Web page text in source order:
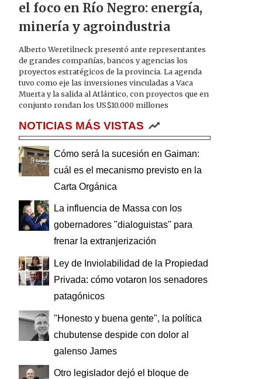
el foco en Río Negro: energía,
minería y agroindustria
Alberto Weretilneck presentó ante representantes
de grandes compañías, bancos y agencias los
proyectos estratégicos de la provincia. La agenda
tuvo como eje las inversiones vinculadas a Vaca
Muerta y la salida al Atlántico, con proyectos que en
conjunto rondan los US$10.000 millones
NOTICIAS MÁS VISTAS
Cómo será la sucesión en Gaiman:
cuál es el mecanismo previsto en la
Carta Orgánica
La influencia de Massa con los
gobernadores "dialoguistas" para
frenar la extranjerización
Ley de Inviolabilidad de la Propiedad
Privada: cómo votaron los senadores
patagónicos
"Honesto y buena gente", la política
chubutense despide con dolor al
galenso James
Otro legislador dejó el bloque de